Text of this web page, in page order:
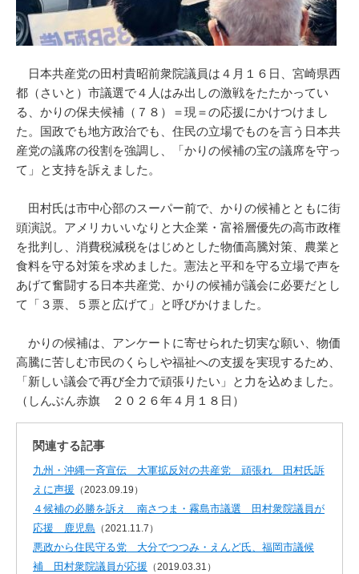
日本共産党の田村貴昭前衆院議員は４月１６日、宮崎県西
都（さいと）市議選で４人はみ出しの激戦をたたかってい
る、かりの保夫候補（７８）＝現＝の応援にかけつけまし
た。国政でも地方政治でも、住民の立場でものを言う日本共
産党の議席の役割を強調し、「かりの候補の宝の議席を守っ
て」と支持を訴えました。
田村氏は市中心部のスーパー前で、かりの候補とともに街
頭演説。アメリカいいなりと大企業・富裕層優先の高市政権
を批判し、消費税減税をはじめとした物価高騰対策、農業と
食料を守る対策を求めました。憲法と平和を守る立場で声を
あげて奮闘する日本共産党、かりの候補が議会に必要だとし
て「３票、５票と広げて」と呼びかけました。
かりの候補は、アンケートに寄せられた切実な願い、物価
高騰に苦しむ市民のくらしや福祉への支援を実現するため、
「新しい議会で再び全力で頑張りたい」と力を込めました。
（しんぶん赤旗 ２０２６年４月１８日）
関連する記事
九州・沖縄一斉宣伝 大軍拡反対の共産党 頑張れ 田村氏訴
えに声援 （2023.09.19）
４候補の必勝を訴え 南さつま・霧島市議選 田村衆院議員が
応援 鹿児島 （2021.11.7）
悪政から住民守る党 大分でつつみ・えんど氏、福岡市議候
補 田村衆院議員が応援 （2019.03.31）